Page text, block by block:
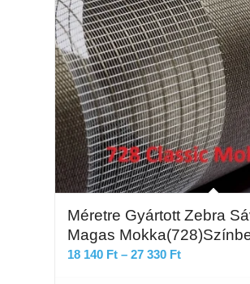
Méretre Gyártott Zebra
Magas
18 140 Ft – 27 330 FtÁrtartomány: